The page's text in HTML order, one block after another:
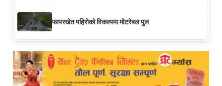
फापरखेत पहिरोको विकल्पमा मोटरेबल पुल